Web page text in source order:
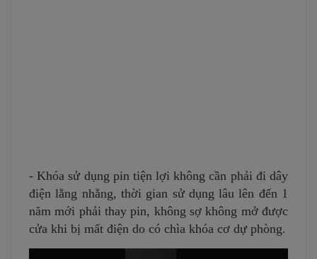
- Khóa sử dụng pin tiện lợi không cần phải đi dây
điện lằng nhằng, thời gian sử dụng lâu lên đến 1
năm mới phải thay pin, không sợ không mở được
cửa khi bị mất điện do có chìa khóa cơ dự phòng.